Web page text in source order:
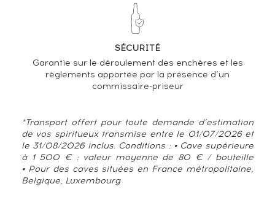
SÉCURITÉ
Garantie sur le déroulement des enchères et les
règlements apportée par la présence d’un
commissaire-priseur
*Transport offert pour toute demande d’estimation
de vos spiritueux transmise entre le 01/07/2026 et
le 31/08/2026 inclus. Conditions : • Cave supérieure
à 1 500 € : valeur moyenne de 80 € / bouteille
• Pour des caves situées en France métropolitaine,
Belgique, Luxembourg